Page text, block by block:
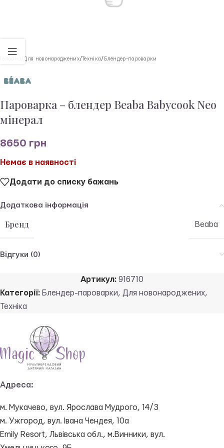
Для новонароджених/ Техніка / Блендер-пароварки
Пароварка – блендер Beaba Babycook Neo
мінерал
8650 грн
Немає в наявності
Додати до списку бажань
Додаткова інформація
Бренд Beaba
Відгуки (0)
Артикул: 916710
Категорії: Блендер-пароварки, Для новонароджених,
Техніка
Адреса:
м. Мукачево, вул. Ярослава Мудрого, 14/3
м. Ужгород, вул. Івана Чендея, 10а
Emily Resort, Львівська обл., м.Винники, вул.